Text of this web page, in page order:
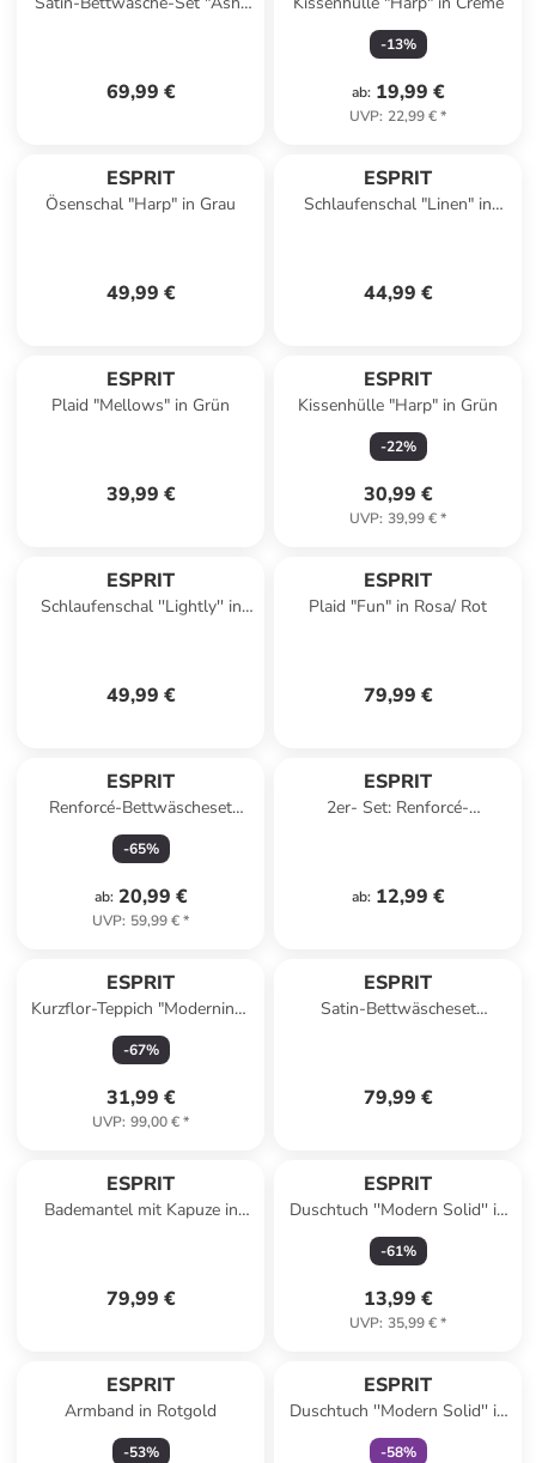
69,99 €
-13%
ab: 19,99 €
UVP: 22,99 €*
ESPRIT
Ösenschal "Harp" in Grau
49,99 €
ESPRIT
Schlaufenschal "Linen" in
44,99 €
ESPRIT
Plaid "Mellows" in Grün
39,99 €
ESPRIT
Kissenhülle "Harp" in Grün
-22%
30,99 €
UVP: 39,99 €*
ESPRIT
Schlaufenschal ''Lightly'' in
49,99 €
ESPRIT
Plaid "Fun" in Rosa/ Rot
79,99 €
ESPRIT
Renforcé-Bettwäscheset
"Fun" in Rosa/ Bordeaux
-65%
ab: 20,99 €
UVP: 59,99 €*
ESPRIT
2er- Set: Renforcé-
ab: 12,99 €
ESPRIT
Kurzflor-Teppich "Modernina"
in Hellbraun/ Beige
-67%
31,99 €
UVP: 99,00 €*
ESPRIT
Satin-Bettwäscheset
79,99 €
ESPRIT
Bademantel mit Kapuze in
79,99 €
ESPRIT
Duschtuch ''Modern Solid'' in
Schwarz
-61%
13,99 €
UVP: 35,99 €*
ESPRIT
Armband in Rotgold
-53%
ESPRIT
Duschtuch ''Modern Solid'' in
Lila
-58%